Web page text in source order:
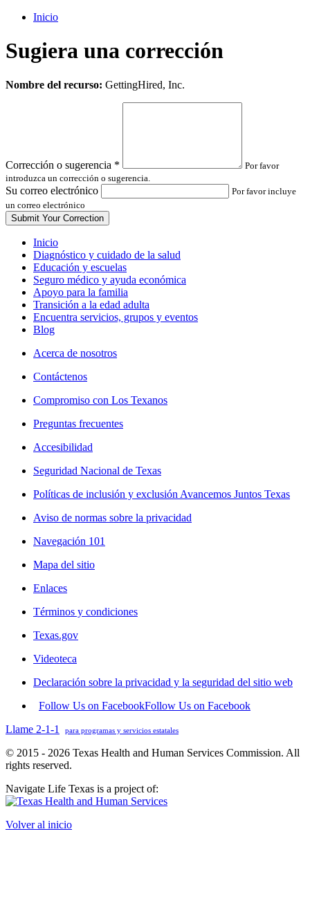
Inicio
Sugiera una corrección
Leave
Nombre del recurso: GettingHired, Inc.
Corrección o sugerencia *
Por favor
introduzca un corrección o sugerencia.
Su correo electrónico
Por favor incluye
un correo electrónico
Inicio
Diagnóstico y cuidado de la salud
Educación y escuelas
Seguro médico y ayuda económica
Apoyo para la familia
Transición a la edad adulta
Encuentra servicios, grupos y eventos
Blog
Acerca de nosotros
Contáctenos
Compromiso con Los Texanos
Preguntas frecuentes
Accesibilidad
Seguridad Nacional de Texas
Políticas de inclusión y exclusión Avancemos Juntos Texas
Aviso de normas sobre la privacidad
Navegación 101
Mapa del sitio
Enlaces
Términos y condiciones
Texas.gov
Videoteca
Declaración sobre la privacidad y la seguridad del sitio web
Follow Us on FacebookFollow Us on Facebook
Llame 2-1-1
para programas y servicios estatales
© 2015 - 2026 Texas Health and Human Services Commission. All
rights reserved.
Navigate Life Texas is a project of:
Volver al inicio